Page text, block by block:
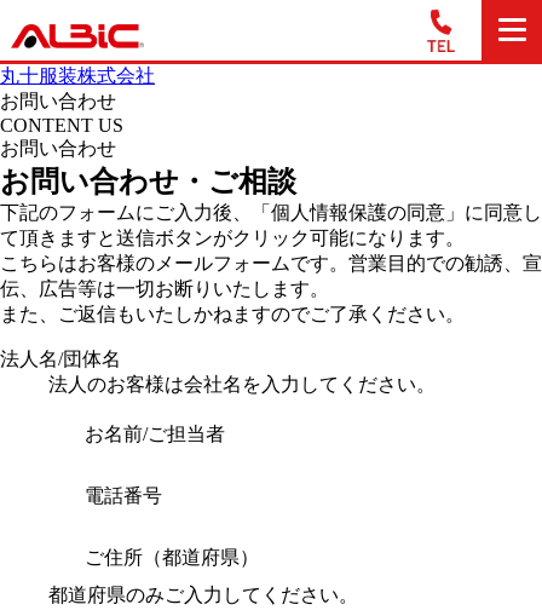
丸十服装株式会社
お問い合わせ
CONTENT US
お問い合わせ
お問い合わせ・ご相談
下記のフォームにご入力後、「個人情報保護の同意」に同意し
て頂きますと送信ボタンがクリック可能になります。
こちらはお客様のメールフォームです。営業目的での勧誘、宣
伝、広告等は一切お断りいたします。
また、ご返信もいたしかねますのでご了承ください。
法人名/団体名
法人のお客様は会社名を入力してください。
お名前/ご担当者
電話番号
ご住所（都道府県）
都道府県のみご入力してください。